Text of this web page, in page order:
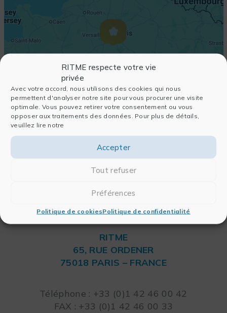
RITME respecte votre vie
privée
Avec votre accord, nous utilisons des cookies qui nous
permettent d'analyser notre site pour vous procurer une visite
optimale. Vous pouvez retirer votre consentement ou vous
opposer aux traitements des données. Pour plus de détails,
veuillez lire notre
Accepter
Tout refuser
Préférences
Politique de cookiesPolitique de confidentialité
RITME
65, RUE ORDENER
75018 PARIS – FRANCE
Téléphone : +33 (0)1 42 46 00 42
FAX : +33 (0)1 42 46 00 33